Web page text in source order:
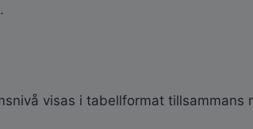
visas i tabellformat tillsammans